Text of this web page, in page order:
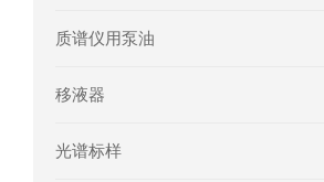
质谱仪用泵油
移液器
光谱标样